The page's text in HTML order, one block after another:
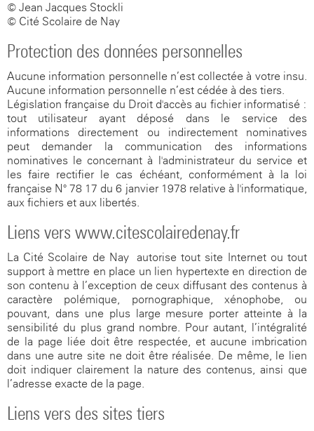
© Jean Jacques Stockli
© Cité Scolaire de Nay
Protection des données personnelles
Aucune information personnelle n’est collectée à votre insu.
Aucune information personnelle n’est cédée à des tiers.
Législation française du Droit d'accès au fichier informatisé :
tout utilisateur ayant déposé dans le service des
informations directement ou indirectement nominatives
peut demander la communication des informations
nominatives le concernant à l'administrateur du service et
les faire rectifier le cas échéant, conformément à la loi
française N° 78-17 du 6 janvier 1978 relative à l'informatique,
aux fichiers et aux libertés.
Liens vers www.citescolairedenay.fr
La Cité Scolaire de Nay autorise tout site Internet ou tout
support à mettre en place un lien hypertexte en direction de
son contenu à l’exception de ceux diffusant des contenus à
caractère polémique, pornographique, xénophobe, ou
pouvant, dans une plus large mesure porter atteinte à la
sensibilité du plus grand nombre. Pour autant, l’intégralité
de la page liée doit être respectée, et aucune imbrication
dans une autre site ne doit être réalisée. De même, le lien
doit indiquer clairement la nature des contenus, ainsi que
l’adresse exacte de la page.
Liens vers des sites tiers